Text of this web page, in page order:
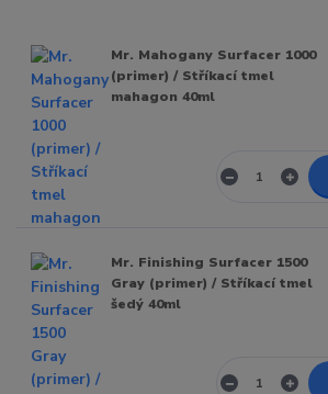
Mr. Mahogany Surfacer 1000
(primer) / Stříkací tmel
mahagon 40ml
Mr. Finishing Surfacer 1500
Gray (primer) / Stříkací tmel
šedý 40ml